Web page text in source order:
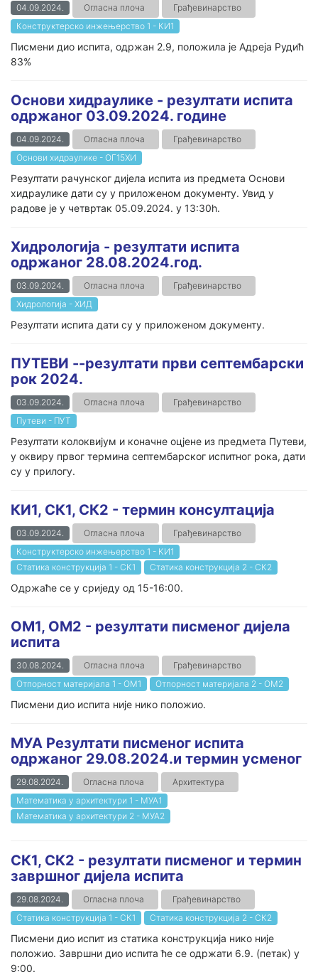
04.09.2024. Огласна плоча
Грађевинарство
Конструктерско инжењерство 1 - КИ1
Писмени дио испита, одржан 2.9, положила је Адреја Рудић
83%
Основи хидраулике - резултати испита
одржаног 03.09.2024. године
04.09.2024. Огласна плоча
Грађевинарство
Основи хидраулике - ОГ15ХИ
Резултати рачунског дијела испита из предмета Основи
хидраулике дати су у приложеном документу. Увид у
радове је у четвртак 05.09.2024. у 13:30h.
Хидрологија - резултати испита
одржаног 28.08.2024.год.
03.09.2024. Огласна плоча
Грађевинарство
Хидрологија - ХИД
Резултати испита дати су у приложеном документу.
ПУТЕВИ --резултати први септембарски
рок 2024.
03.09.2024. Огласна плоча
Грађевинарство
Путеви - ПУТ
Резултати колоквијум и коначне оцјене из предмета Путеви,
у оквиру првог термина септембарског испитног рока, дати
су у прилогу.
КИ1, СК1, СК2 - термин консултација
03.09.2024. Огласна плоча
Грађевинарство
Конструктерско инжењерство 1 - КИ1
Статика конструкција 1 - СК1
Статика конструкција 2 - СК2
Одржаће се у сриједу од 15-16:00.
ОМ1, ОМ2 - резултати писменог дијела
испита
30.08.2024. Огласна плоча
Грађевинарство
Отпорност материјала 1 - ОМ1
Отпорност материјала 2 - ОМ2
Писмени дио испита није нико положио.
МУА Резултати писменог испита
одржаног 29.08.2024.и термин усменог
29.08.2024. Огласна плоча
Архитектура
Математика у архитектури 1 - МУА1
Математика у архитектури 2 - МУА2
СК1, СК2 - резултати писменог и термин
завршног дијела испита
29.08.2024. Огласна плоча
Грађевинарство
Статика конструкција 1 - СК1
Статика конструкција 2 - СК2
Писмени дио испит из статика конструкција нико није
положио. Завршни дио испита ће се одржати 6.9. (петак) у
9:00.